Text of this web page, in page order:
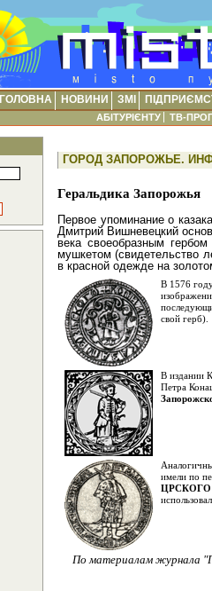
ГОЛОВНА НОВИНИ ЗМІ
АБІТУРІЄНТУ ТВ-
ГОРОД ЗАПОРОЖЬЕ.
Геральдика Запорожья
Первое упоминание о
Дмитрий Вишневецкий
века своеобразным
мушкетом (свидетельство
в красной одежде на
В 1576
свой герб).
В издании
Петра
имели по
ЦРСКОГО
По материалам журнала